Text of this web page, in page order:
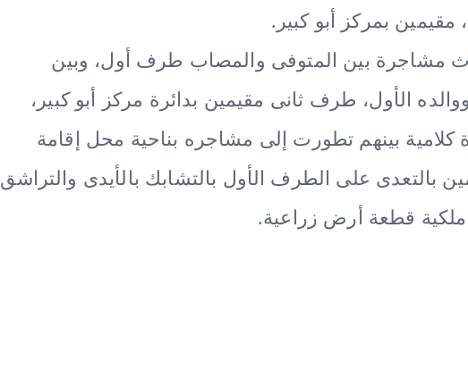
بمركز أبو كبير.
مشاجرة بين المتوفى والمصاب طرف أول، وبين
الأول، طرف ثانى مقيمين بدائرة مركز أبو كبير،
بينهم تطورت إلى مشاجره بناحية محل إقامة
بالتعدى على الطرف الأول بالتشابك بالأيدى والتراشق
قطعة أرض زراعية.